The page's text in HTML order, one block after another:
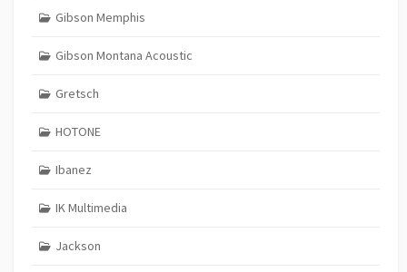
Gibson Memphis
Gibson Montana Acoustic
Gretsch
HOTONE
Ibanez
IK Multimedia
Jackson